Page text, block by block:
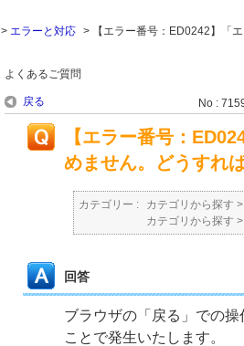
> エラーと対応 >
【エラー番号：ED0242】「
よくあるご質問
戻る No :
【エラー番号：
めません。どうすれ
カテゴリー : カテゴリから探す >
カテゴリから探す >
回答
ブラウザの「戻る」での
ことで発生いたします。